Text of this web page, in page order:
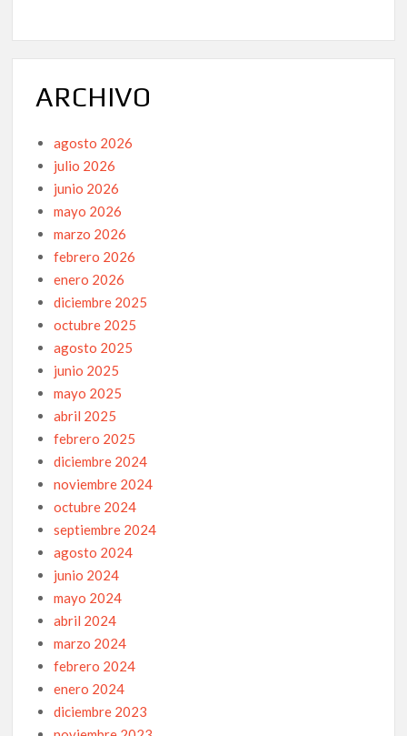
ARCHIVO
agosto 2026
julio 2026
junio 2026
mayo 2026
marzo 2026
febrero 2026
enero 2026
diciembre 2025
octubre 2025
agosto 2025
junio 2025
mayo 2025
abril 2025
febrero 2025
diciembre 2024
noviembre 2024
octubre 2024
septiembre 2024
agosto 2024
junio 2024
mayo 2024
abril 2024
marzo 2024
febrero 2024
enero 2024
diciembre 2023